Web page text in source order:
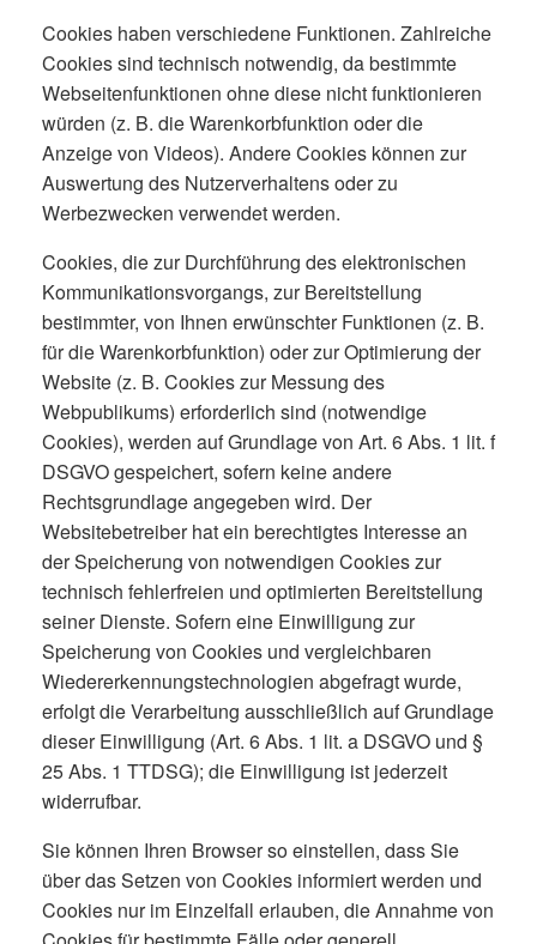
Cookies haben verschiedene Funktionen. Zahlreiche
Cookies sind technisch notwendig, da bestimmte
Webseitenfunktionen ohne diese nicht funktionieren
würden (z. B. die Warenkorbfunktion oder die
Anzeige von Videos). Andere Cookies können zur
Auswertung des Nutzerverhaltens oder zu
Werbezwecken verwendet werden.
Cookies, die zur Durchführung des elektronischen
Kommunikationsvorgangs, zur Bereitstellung
bestimmter, von Ihnen erwünschter Funktionen (z. B.
für die Warenkorbfunktion) oder zur Optimierung der
Website (z. B. Cookies zur Messung des
Webpublikums) erforderlich sind (notwendige
Cookies), werden auf Grundlage von Art. 6 Abs. 1 lit. f
DSGVO gespeichert, sofern keine andere
Rechtsgrundlage angegeben wird. Der
Websitebetreiber hat ein berechtigtes Interesse an
der Speicherung von notwendigen Cookies zur
technisch fehlerfreien und optimierten Bereitstellung
seiner Dienste. Sofern eine Einwilligung zur
Speicherung von Cookies und vergleichbaren
Wiedererkennungstechnologien abgefragt wurde,
erfolgt die Verarbeitung ausschließlich auf Grundlage
dieser Einwilligung (Art. 6 Abs. 1 lit. a DSGVO und §
25 Abs. 1 TTDSG); die Einwilligung ist jederzeit
widerrufbar.
Sie können Ihren Browser so einstellen, dass Sie
über das Setzen von Cookies informiert werden und
Cookies nur im Einzelfall erlauben, die Annahme von